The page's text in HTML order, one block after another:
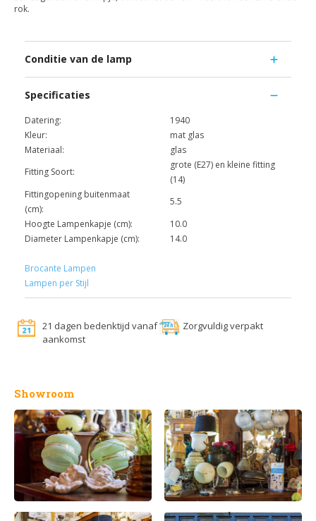
rok.
Conditie van de lamp
Specificaties
Datering:
1940
Kleur:
mat glas
Materiaal:
glas
Fitting Soort:
grote (E27) en kleine fitting
(14)
Fittingopening buitenmaat
(cm):
5.5
Hoogte Lampenkapje (cm):
10.0
Diameter Lampenkapje (cm):
14.0
Brocante Lampen
Lampen per Stijl
21 dagen bedenktijd vanaf
aankomst
Zorgvuldig verpakt
Showroom